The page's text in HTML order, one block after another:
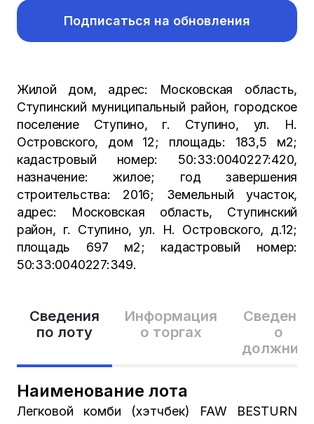
Сведения
по лоту
Информация
о торгах
Сведения
о
Наименование лота
Легковой комби (хэтчбек) FAW BESTURN
Подписаться на обновления
Жилой дом, адрес: Московская область,
Ступинский муниципальный район, городское
поселение Ступино, г. Ступино, ул. Н.
Островского, дом 12; площадь: 183,5 м2;
кадастровый номер: 50:33:0040227:420,
назначение: жилое; год завершения
строительства: 2016; Земельный участок,
адрес: Московская область, Ступинский
район, г. Ступино, ул. Н. Островского, д.12;
площадь 697 м2; кадастровый номер:
50:33:0040227:349.